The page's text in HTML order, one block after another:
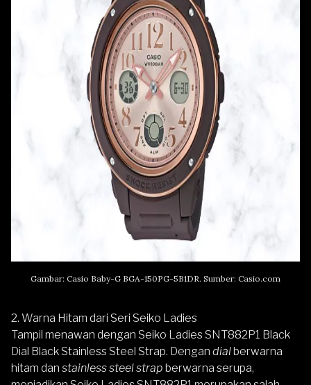
Gambar: Casio Baby-G BGA-150PG-5B1DR. Sumber: Casio.com
2. Warna Hitam dari Seri Seiko Ladies
Tampil menawan dengan Seiko Ladies SNT882P1 Black
Dial Black Stainless Steel Strap. Dengan dialberwarna
hitam dan stainless steel strap berwarna serupa,